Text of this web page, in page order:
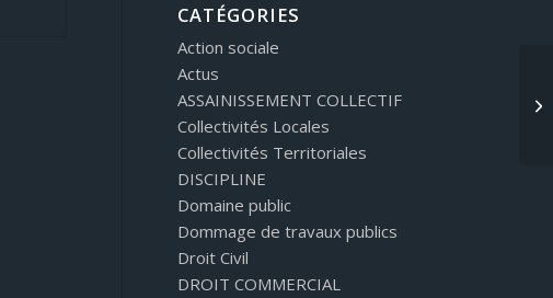
CATÉGORIES
Action sociale
Actus
ASSAINISSEMENT COLLECTIF
Collectivités Locales
Collectivités Territoriales
DISCIPLINE
Domaine public
Dommage de travaux publics
Droit Civil
DROIT COMMERCIAL